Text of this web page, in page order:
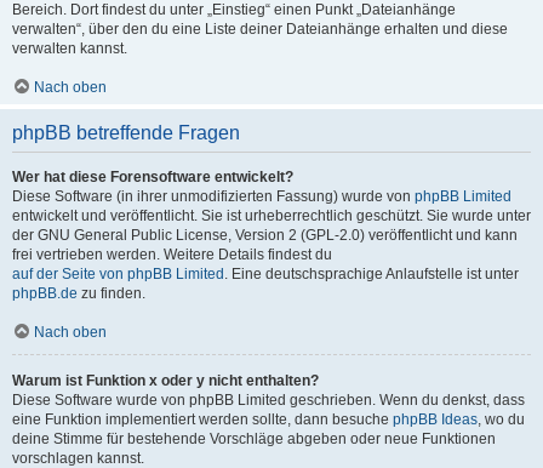
Bereich. Dort findest du unter „Einstieg“ einen Punkt „Dateianhänge
verwalten“, über den du eine Liste deiner Dateianhänge erhalten und diese
verwalten kannst.
Nach oben
phpBB betreffende Fragen
Wer hat diese Forensoftware entwickelt?
Diese Software (in ihrer unmodifizierten Fassung) wurde von phpBB Limited
entwickelt und veröffentlicht. Sie ist urheberrechtlich geschützt. Sie wurde unter
der GNU General Public License, Version 2 (GPL-2.0) veröffentlicht und kann
frei vertrieben werden. Weitere Details findest du
auf der Seite von phpBB Limited . Eine deutschsprachige Anlaufstelle ist unter
phpBB.de zu finden.
Nach oben
Warum ist Funktion x oder y nicht enthalten?
Diese Software wurde von phpBB Limited geschrieben. Wenn du denkst, dass
eine Funktion implementiert werden sollte, dann besuche phpBB Ideas, wo du
deine Stimme für bestehende Vorschläge abgeben oder neue Funktionen
vorschlagen kannst.